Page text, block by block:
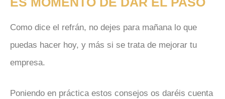
Como dice el refrán, no dejes para mañana lo que
puedas hacer hoy, y más si se trata de mejorar tu
empresa.
Poniendo en práctica estos consejos os daréis cuenta